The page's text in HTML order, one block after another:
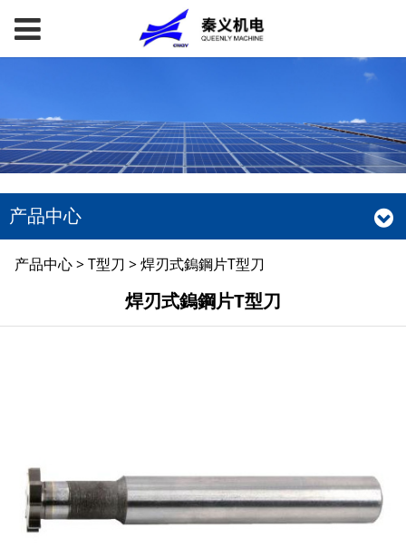
产品中心
焊刃式鎢鋼片T型刀
产品中心>T型刀 >焊刃式鎢鋼片T型刀
焊刃式鎢鋼片T型刀